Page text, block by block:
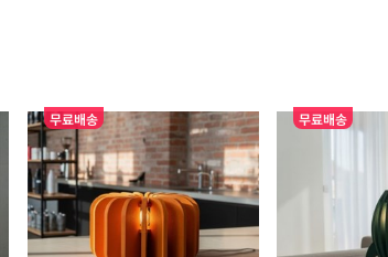
무료배송 무료배송